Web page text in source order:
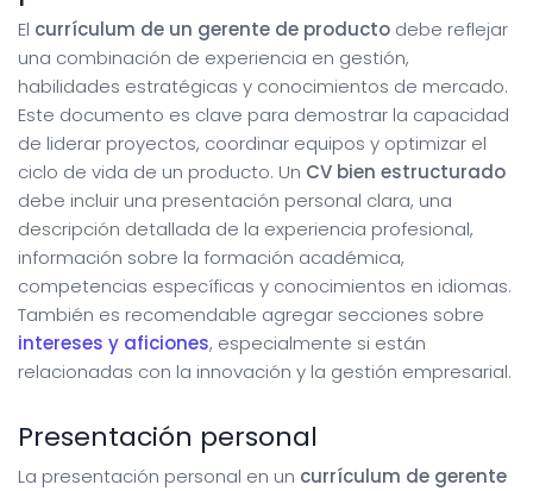
El currículum de un gerente de producto debe reflejar
una combinación de experiencia en gestión,
habilidades estratégicas y conocimientos de mercado.
Este documento es clave para demostrar la capacidad
de liderar proyectos, coordinar equipos y optimizar el
ciclo de vida de un producto. Un CV bien estructurado
debe incluir una presentación personal clara, una
descripción detallada de la experiencia profesional,
información sobre la formación académica,
competencias específicas y conocimientos en idiomas.
También es recomendable agregar secciones sobre
intereses y aficiones, especialmente si están
relacionadas con la innovación y la gestión empresarial.
Presentación personal
La presentación personal en un currículum de gerente